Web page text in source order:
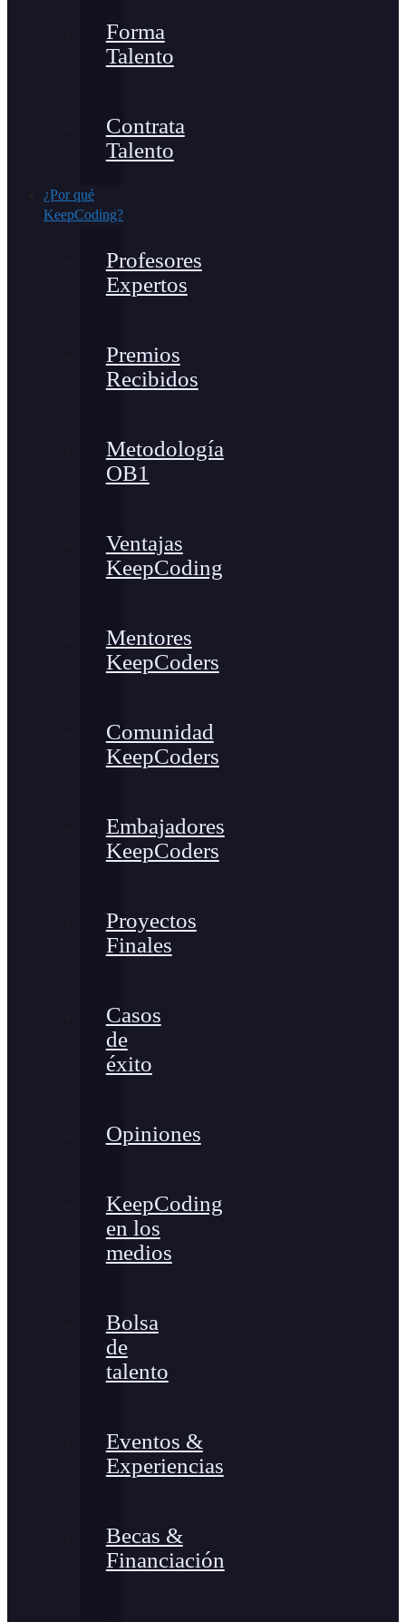
Forma
Talento
Contrata
Talento
¿Por qué
KeepCoding?
Profesores
Expertos
Premios
Recibidos
Metodología
OB1
Ventajas
KeepCoding
Mentores
KeepCoders
Comunidad
KeepCoders
Embajadores
KeepCoders
Proyectos
Finales
Casos
de
éxito
Opiniones
KeepCoding
en los
medios
Bolsa
de
talento
Eventos &
Experiencias
Becas &
Financiación